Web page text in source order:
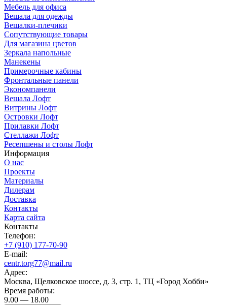
Мебель для офиса
Вешала для одежды
Вешалки-плечики
Сопутствующие товары
Для магазина цветов
Зеркала напольные
Манекены
Примерочные кабины
Фронтальные панели
Экономпанели
Вешала Лофт
Витрины Лофт
Островки Лофт
Прилавки Лофт
Стеллажи Лофт
Ресепшены и столы Лофт
Информация
О нас
Проекты
Материалы
Дилерам
Доставка
Контакты
Карта сайта
Контакты
Телефон:
+7 (910) 177-70-90
E-mail:
centr.torg77@mail.ru
Адрес:
Москва, Щелковское шоссе, д. 3, стр. 1, ТЦ «Город Хобби»
Время работы:
9.00 — 18.00